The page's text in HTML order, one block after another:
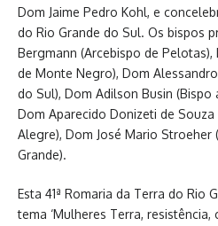
Dom Jaime Pedro Kohl, e
do Rio Grande do Sul. Os bispos
Bergmann (Arcebispo de
de Monte Negro), Dom
do Sul), Dom Adilson Busin
Dom Aparecido Donizeti de
Alegre), Dom José Mario Stroeher
Grande).
Esta 41ª Romaria da Terra do Rio
tema ‘Mulheres Terra, resistência,